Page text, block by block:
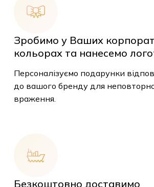
Зробимо у Ваших
кольорах та нанесемо
Персоналізуємо подарунки
до вашого бренду для
враження.
Безкоштовно доставимо